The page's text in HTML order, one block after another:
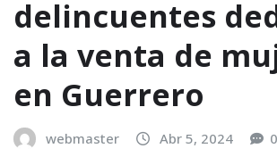
delincuentes
a la venta de
en Guerrero
webmaster Abr 5, 2024 0